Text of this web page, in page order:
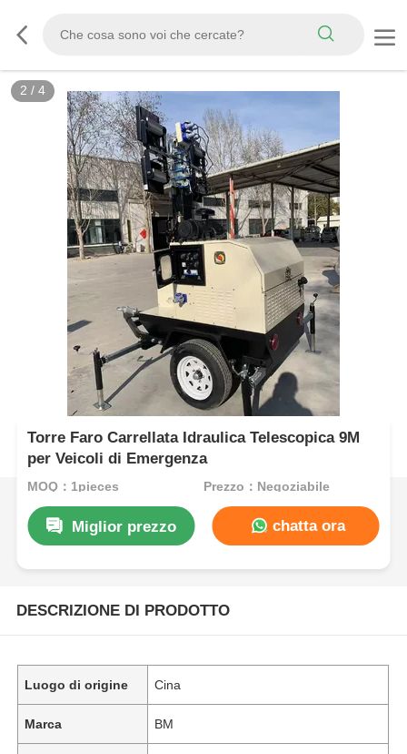
2 / 4
Torre Faro Carrellata Idraulica Telescopica 9M
per Veicoli di Emergenza
MOQ：1pieces Prezzo：Negoziabile
Miglior prezzo chatta ora
DESCRIZIONE DI PRODOTTO
Luogo di origine Cina
Marca BM